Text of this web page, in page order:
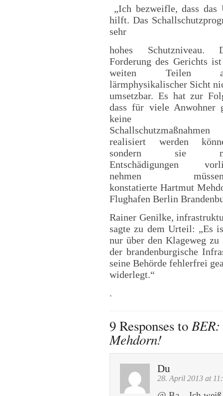
„Ich bezweifle, dass
hilft. Das
sehr
hohes Schutzniveau.
Forderung des Gerichts
weiten Teilen
lärmphysikalischer Sicht
umsetzbar. Es hat zur
dass für viele Anwohner
keine
Schallschutzmaßnahmen
realisiert werden
sondern sie
Entschädigungen
nehmen
konstatierte Hartmut
Flughafen Berlin
Rainer Genilke,
sagte zu dem Urteil: „Es
nur über den Klageweg
der brandenburgische
seine Behörde fehlerfrei
widerlegt.“
.
9 Responses to
Mehdorn!
Du
28. April 2013 at